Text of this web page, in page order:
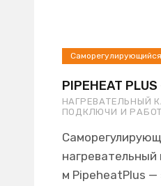
PIPEHEAT
НАГРЕВАТЕЛЬНЫЙ
ПОДКЛЮЧИ И
нагревательный
м PipeheatPlus —